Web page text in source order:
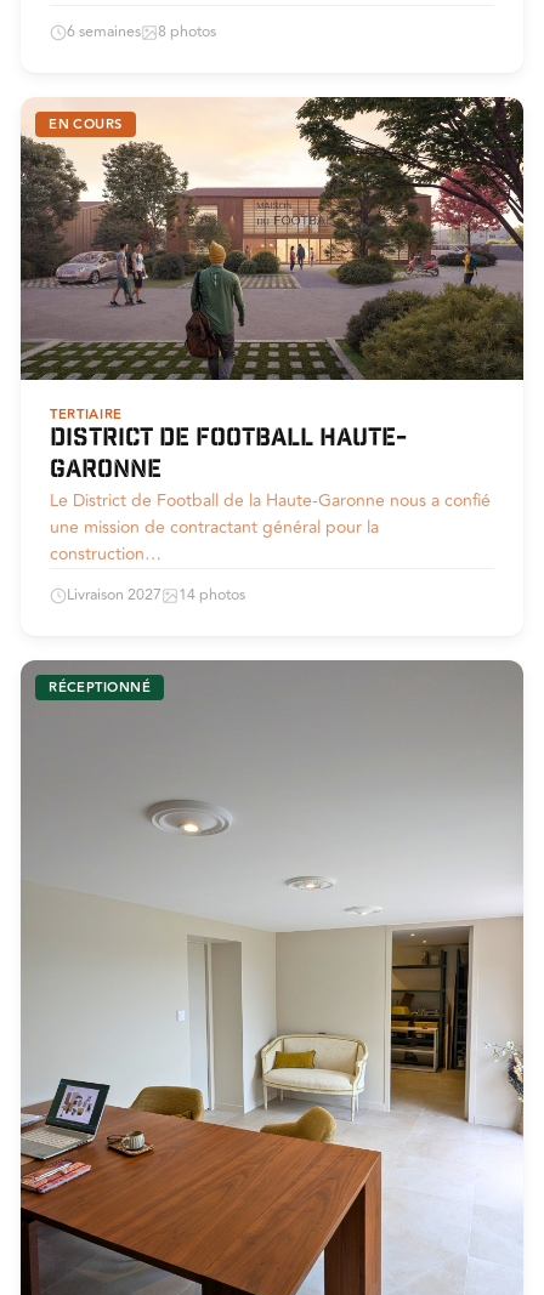
6 semaines 8 photos
EN COURS
TERTIAIRE
District de football Haute-
Garonne
Le District de Football de la Haute-Garonne nous a confié
une mission de contractant général pour la
construction…
Livraison 2027 14 photos
RÉCEPTIONNÉ